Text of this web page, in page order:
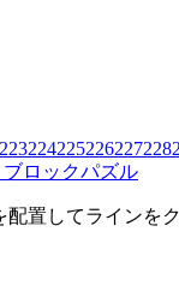
223224225226227228
ブロックパズル
配置してラインを